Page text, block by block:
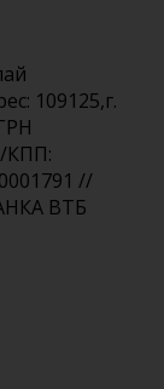
109125,г.
КПП:
//
ВТБ